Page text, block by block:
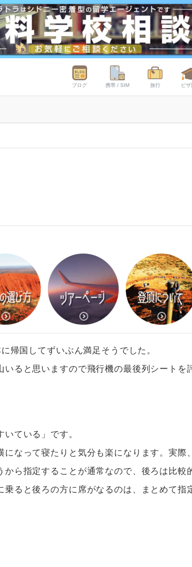
ブログ 携帯 / SIM 旅行 ビ
帰国してずいぶん満足そうでした。
ると思いますので飛行機の最後列シートを
ている」です。
なって寝たりと気分も楽になります。実際、
ら指定することが通常なので、後ろは比較
ると後ろの方に席がなるのは、まとめて指